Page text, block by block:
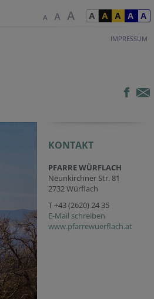
IMPRESSUM
KONTAKT
PFARRE WÜRFLACH
Neunkirchner Str. 81
2732 Würflach
T+43 (2620) 24 35
E-Mail schreiben
www.pfarrewuerflach.at